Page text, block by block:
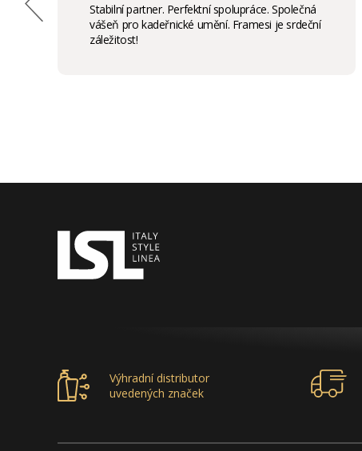
Stabilní partner. Perfektní spolupráce. Společná
vášeň pro kadeřnické umění. Framesi je srdeční
záležitost!
Výhradní distributor
uvedených značek